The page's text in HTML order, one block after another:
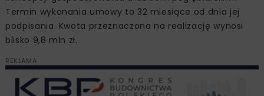
Termin wykonania umowy to 32 miesiące od dnia jej
podpisania. Kwota przeznaczona na realizację wynosi
blisko 9,8 mln zł.
REKLAMA